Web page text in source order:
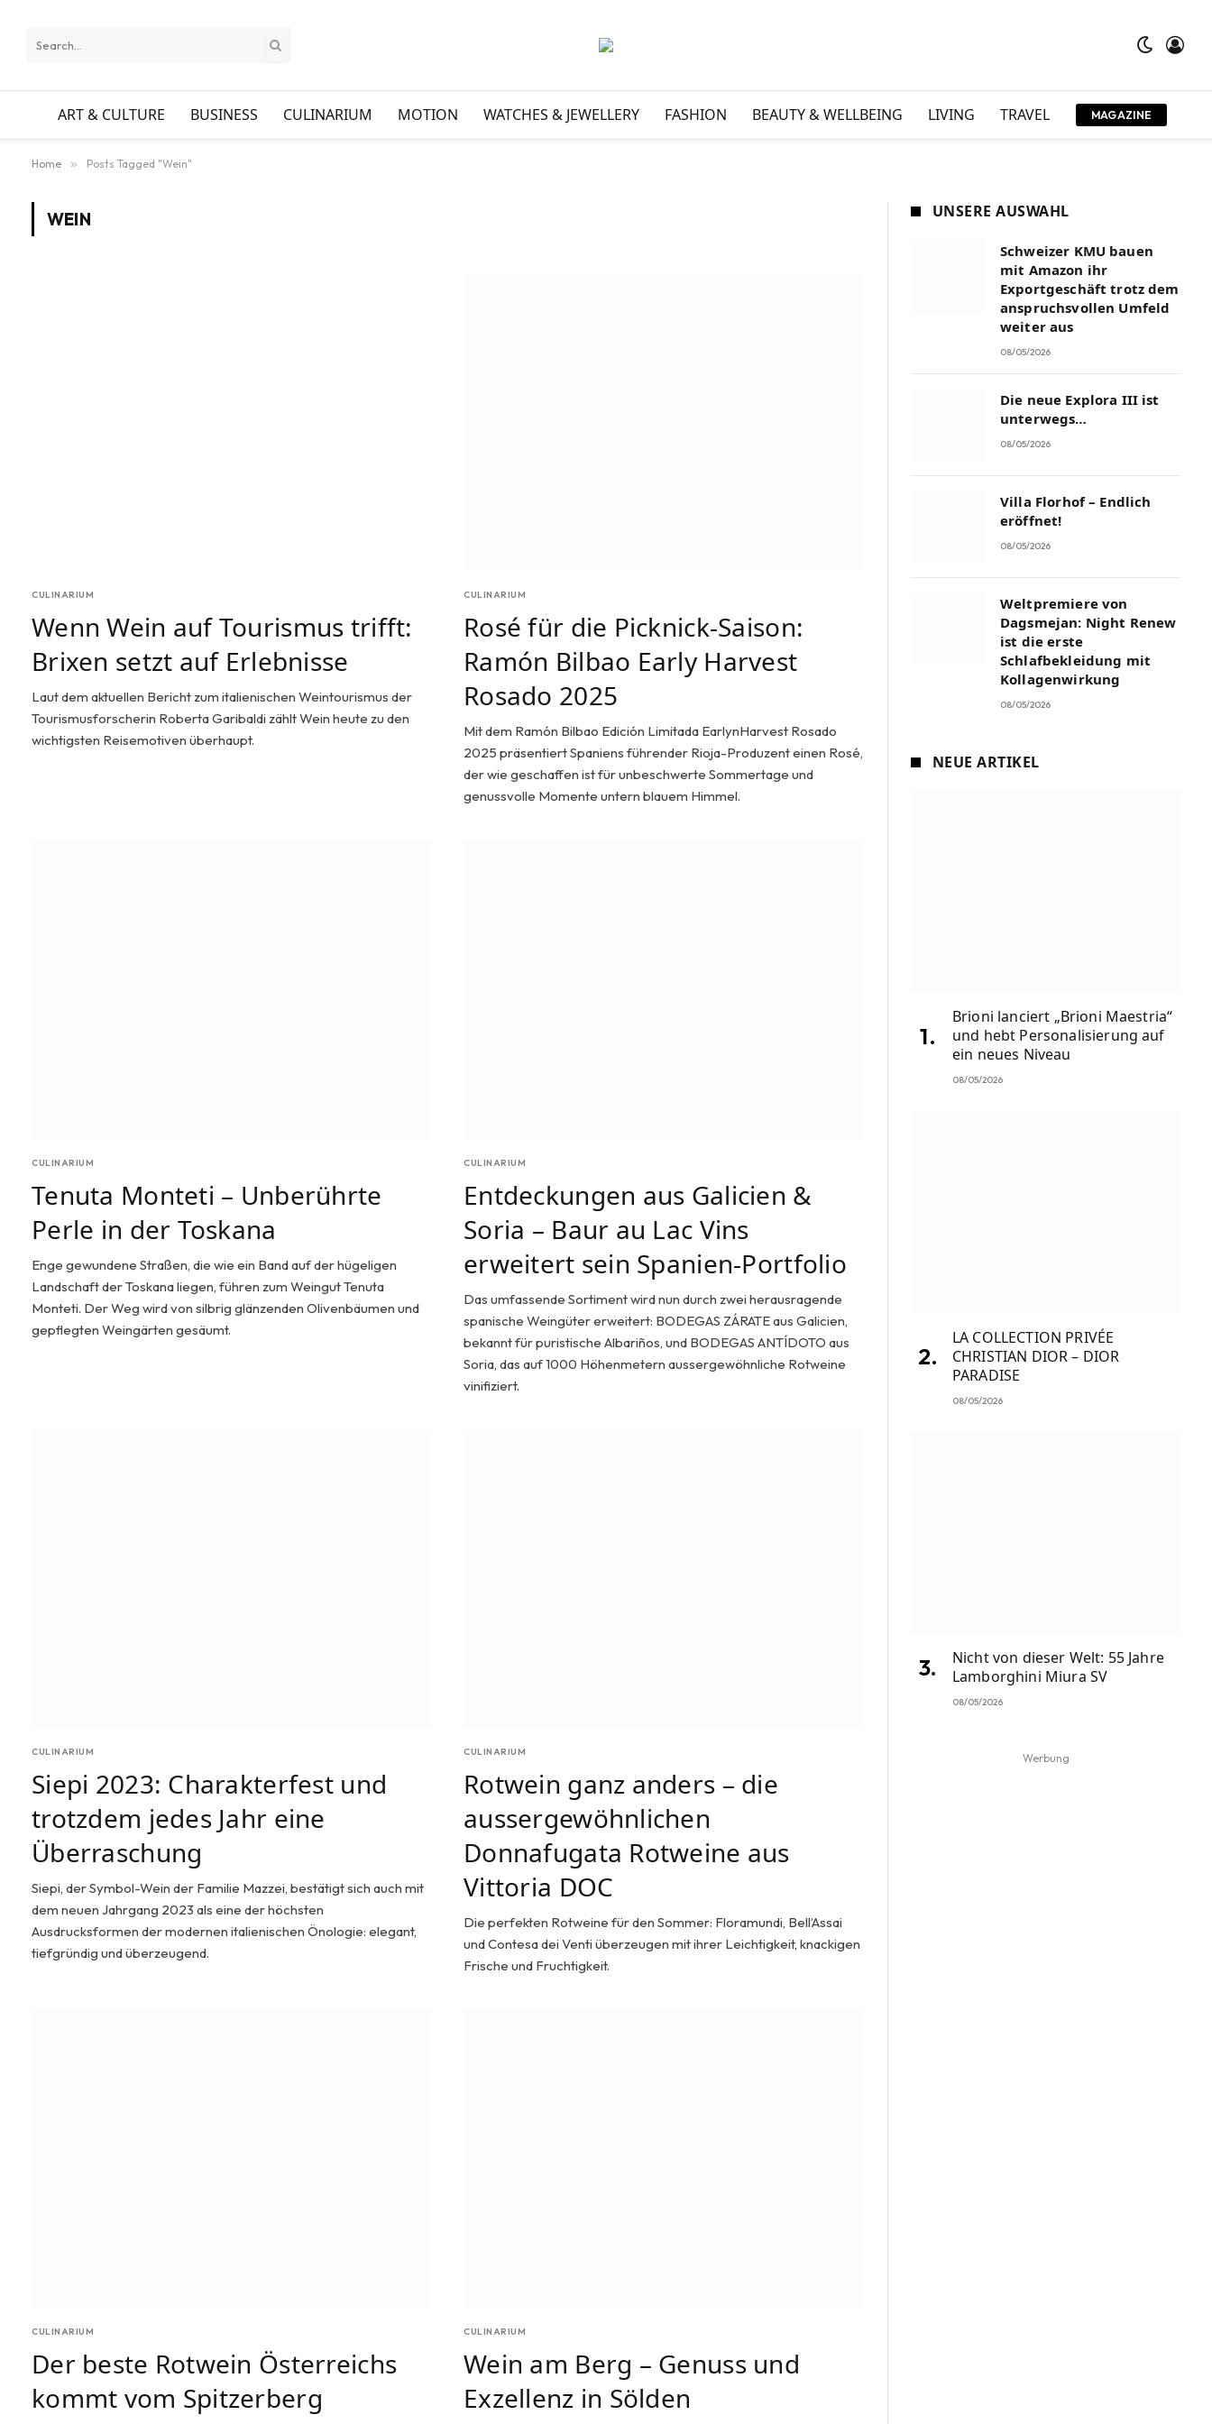
ART & CULTURE BUSINESS CULINARIUM MOTION WATCHES & JEWELLERY FASHION BEAUTY & WELLBEING LIVING TRAVEL MAGAZINE
Home » Posts Tagged "Wein"
WEIN
CULINARIUM
Wenn Wein auf Tourismus trifft:
Brixen setzt auf Erlebnisse
Laut dem aktuellen Bericht zum italienischen Weintourismus der
Tourismusforscherin Roberta Garibaldi zählt Wein heute zu den
wichtigsten Reisemotiven überhaupt.
CULINARIUM
Rosé für die Picknick-Saison:
Ramón Bilbao Early Harvest
Rosado 2025
Mit dem Ramón Bilbao Edición Limitada EarlynHarvest Rosado
2025 präsentiert Spaniens führender Rioja-Produzent einen Rosé,
der wie geschaffen ist für unbeschwerte Sommertage und
genussvolle Momente untern blauem Himmel.
CULINARIUM
Tenuta Monteti – Unberührte
Perle in der Toskana
Enge gewundene Straßen, die wie ein Band auf der hügeligen
Landschaft der Toskana liegen, führen zum Weingut Tenuta
Monteti. Der Weg wird von silbrig glänzenden Olivenbäumen und
gepflegten Weingärten gesäumt.
CULINARIUM
Entdeckungen aus Galicien &
Soria – Baur au Lac Vins
erweitert sein Spanien-Portfolio
Das umfassende Sortiment wird nun durch zwei herausragende
spanische Weingüter erweitert: BODEGAS ZÁRATE aus Galicien,
bekannt für puristische Albariños, und BODEGAS ANTÍDOTO aus
Soria, das auf 1000 Höhenmetern aussergewöhnliche Rotweine
vinifiziert.
CULINARIUM
Siepi 2023: Charakterfest und
trotzdem jedes Jahr eine
Überraschung
Siepi, der Symbol-Wein der Familie Mazzei, bestätigt sich auch mit
dem neuen Jahrgang 2023 als eine der höchsten
Ausdrucksformen der modernen italienischen Önologie: elegant,
tiefgründig und überzeugend.
CULINARIUM
Rotwein ganz anders – die
aussergewöhnlichen
Donnafugata Rotweine aus
Vittoria DOC
Die perfekten Rotweine für den Sommer: Floramundi, Bell’Assai
und Contesa dei Venti überzeugen mit ihrer Leichtigkeit, knackigen
Frische und Fruchtigkeit.
CULINARIUM
Der beste Rotwein Österreichs
kommt vom Spitzerberg
CULINARIUM
Wein am Berg – Genuss und
Exzellenz in Sölden
UNSERE AUSWAHL
Schweizer KMU bauen
mit Amazon ihr
Exportgeschäft trotz dem
anspruchsvollen Umfeld
weiter aus
08/05/2026
Die neue Explora III ist
unterwegs…
08/05/2026
Villa Florhof – Endlich
eröffnet!
08/05/2026
Weltpremiere von
Dagsmejan: Night Renew
ist die erste
Schlafbekleidung mit
Kollagenwirkung
08/05/2026
NEUE ARTIKEL
Brioni lanciert „Brioni Maestria“
und hebt Personalisierung auf
ein neues Niveau
08/05/2026
LA COLLECTION PRIVÉE
CHRISTIAN DIOR – DIOR
PARADISE
08/05/2026
Nicht von dieser Welt: 55 Jahre
Lamborghini Miura SV
08/05/2026
Werbung